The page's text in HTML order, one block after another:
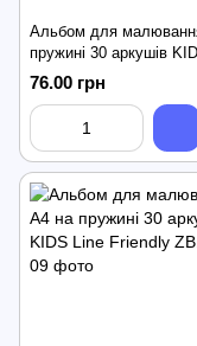
Альбом для
пружині 30 аркушів
Gamer
76.00 грн